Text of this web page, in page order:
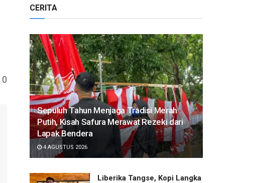
0
CERITA
Sepuluh Tahun Menjaga Tradisi Merah
Putih, Kisah Safura Merawat Rezeki dari
Lapak Bendera
4 AGUSTUS 2026
Liberika Tangse, Kopi Langka